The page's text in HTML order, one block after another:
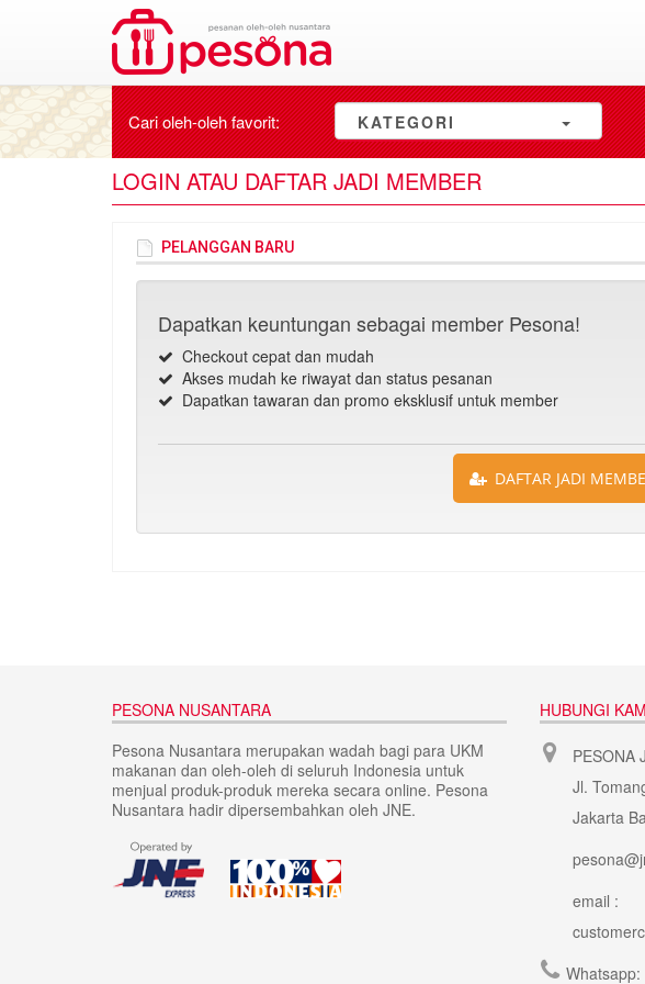
Cari oleh-olehfavorit: KATEGORI
LOGIN ATAU DAFTAR JADI MEMBER
PELANGGAN BARU
Dapatkan keuntungan sebagai member Pesona!
Checkout cepat dan mudah
Akses mudah ke riwayat dan status pesanan
Dapatkan tawaran dan promo eksklusif untuk member
DAFTAR JADI
PESONA NUSANTARA
Pesona Nusantara merupakan wadah bagi para UKM
makanan dan oleh-oleh di seluruh Indonesia untuk
menjual produk-produk mereka secara online. Pesona
Nusantara hadir dipersembahkan oleh JNE.
HUBUNGI
PESONA
Jl.
Jakarta
email :
Whatsapp: